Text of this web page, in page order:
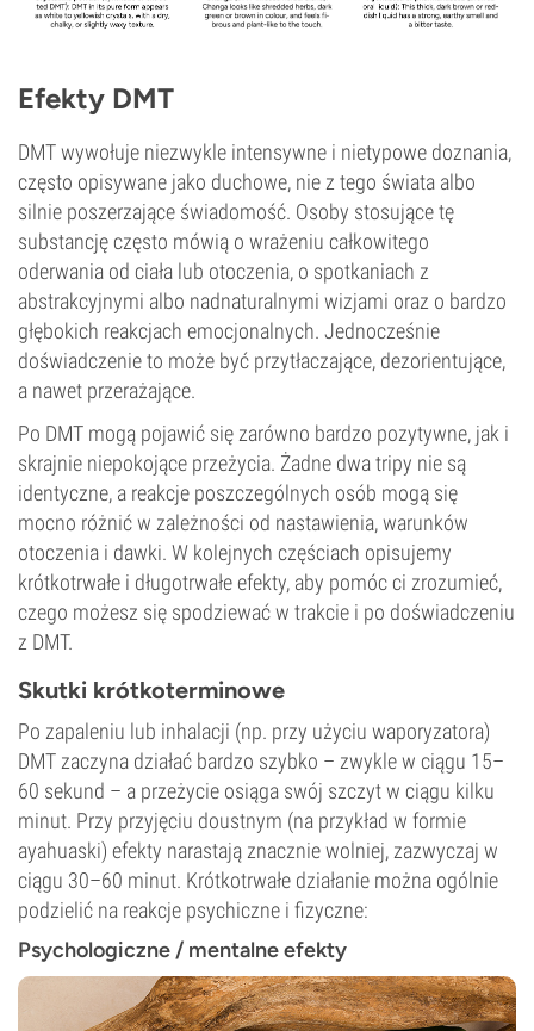
Efekty DMT
DMT wywołuje niezwykle intensywne i nietypowe doznania,
często opisywane jako duchowe, nie z tego świata albo
silnie poszerzające świadomość. Osoby stosujące tę
substancję często mówią o wrażeniu całkowitego
oderwania od ciała lub otoczenia, o spotkaniach z
abstrakcyjnymi albo nadnaturalnymi wizjami oraz o bardzo
głębokich reakcjach emocjonalnych. Jednocześnie
doświadczenie to może być przytłaczające, dezorientujące,
a nawet przerażające.
Po DMT mogą pojawić się zarówno bardzo pozytywne, jak i
skrajnie niepokojące przeżycia. Żadne dwa tripy nie są
identyczne, a reakcje poszczególnych osób mogą się
mocno różnić w zależności od nastawienia, warunków
otoczenia i dawki. W kolejnych częściach opisujemy
krótkotrwałe i długotrwałe efekty, aby pomóc ci zrozumieć,
czego możesz się spodziewać w trakcie i po doświadczeniu
z DMT.
Skutki krótkoterminowe
Po zapaleniu lub inhalacji (np. przy użyciu waporyzatora)
DMT zaczyna działać bardzo szybko – zwykle w ciągu 15–
60 sekund – a przeżycie osiąga swój szczyt w ciągu kilku
minut. Przy przyjęciu doustnym (na przykład w formie
ayahuaski) efekty narastają znacznie wolniej, zazwyczaj w
ciągu 30–60 minut. Krótkotrwałe działanie można ogólnie
podzielić na reakcje psychiczne i fizyczne:
Psychologiczne / mentalne efekty